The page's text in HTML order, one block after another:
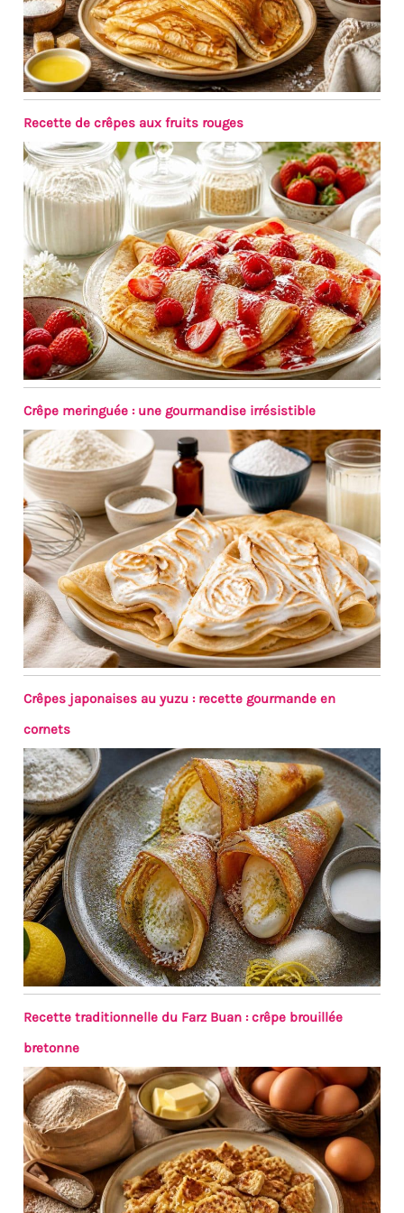
compléter vos vaisselle et
plats de service, et
résister à l’épreuve du
temps. À offrir ou à
s’offrir : Un service de
table durable et stylé,
parfait pour une
crémaillère, un mariage
ou tout simplement se
faire plaisir avec de la
belle vaisselle.
Recette de crêpes aux fruits rouges
Crêpe meringuée : une gourmandise irrésistible
Crêpes japonaises au yuzu : recette gourmande en
cornets
Recette traditionnelle du Farz Buan : crêpe brouillée
bretonne